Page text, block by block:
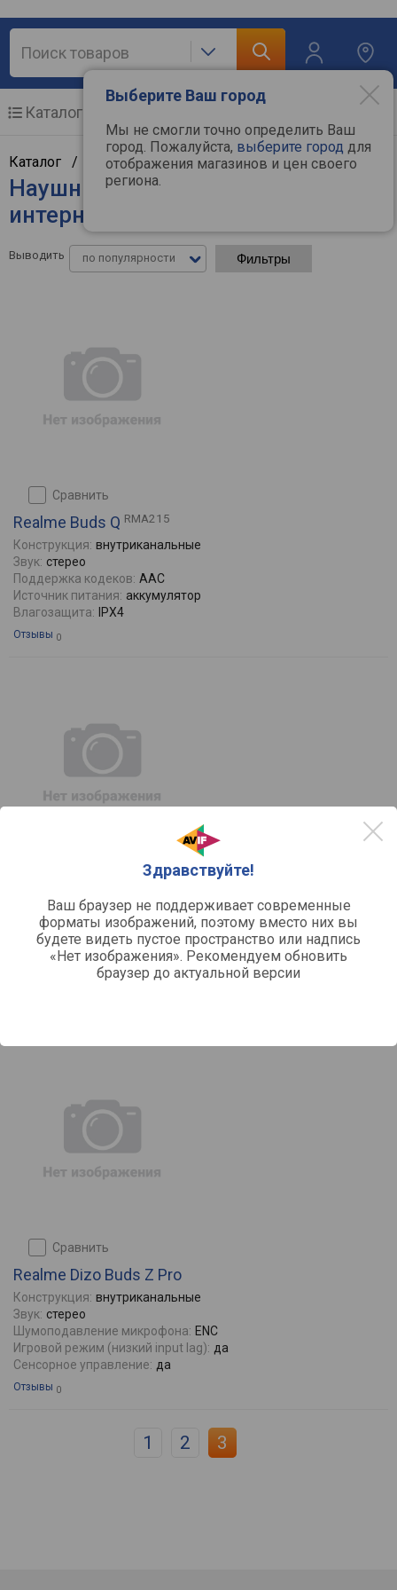
Выберите Ваш город
Мы не смогли точно определить Ваш
город. Пожалуйста, выберите город для
отображения магазинов и цен своего
региона.
Здравствуйте!
Ваш браузер не поддерживает современные
форматы изображений, поэтому вместо них вы
будете видеть пустое пространство или надпись
«Нет изображения». Рекомендуем обновить
браузер до актуальной версии
Каталог
Каталог / Аудиотехника/Наушники
Наушники Realme - цены в
интернет-магазинах
Выводить по популярности Фильтры
сравнить
Realme Buds Q RMA215
Конструкция: внутриканальные
Звук: стерео
Поддержка кодеков: AAC
Источник питания: аккумулятор
Влагозащита:
IPX4
Отзывы 0
Realme Buds Q2
Конструкция: внутриканальные
Звук: стерео
Поддержка кодеков: AAC
Источник питания: аккумулятор
сравнить
Realme Dizo Buds Z Pro
Конструкция: внутриканальные
Звук: стерео
Шумоподавление микрофона: ENC
Игровой режим (низкий input lag): да
Сенсорное управление: да
Отзывы 0
1 2 3